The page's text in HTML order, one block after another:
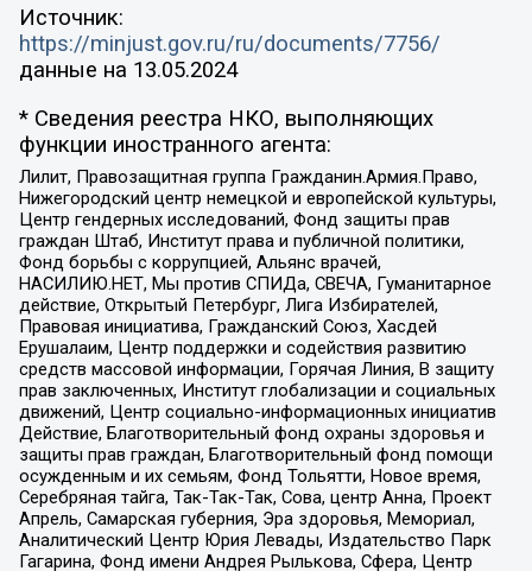
Источник:
https://minjust.gov.ru/ru/documents/7756/
данные на 13.05.2024
* Сведения реестра НКО, выполняющих
функции иностранного агента:
Лилит, Правозащитная группа Гражданин.Армия.Право,
Нижегородский центр немецкой и европейской культуры,
Центр гендерных исследований, Фонд защиты прав
граждан Штаб, Институт права и публичной политики,
Фонд борьбы с коррупцией, Альянс врачей,
НАСИЛИЮ.НЕТ, Мы против СПИДа, СВЕЧА, Гуманитарное
действие, Открытый Петербург, Лига Избирателей,
Правовая инициатива, Гражданский Союз, Хасдей
Ерушалаим, Центр поддержки и содействия развитию
средств массовой информации, Горячая Линия, В защиту
прав заключенных, Институт глобализации и социальных
движений, Центр социально-информационных инициатив
Действие, Благотворительный фонд охраны здоровья и
защиты прав граждан, Благотворительный фонд помощи
осужденным и их семьям, Фонд Тольятти, Новое время,
Серебряная тайга, Так-Так-Так, Сова, центр Анна, Проект
Апрель, Самарская губерния, Эра здоровья, Мемориал,
Аналитический Центр Юрия Левады, Издательство Парк
Гагарина, Фонд имени Андрея Рылькова, Сфера, Центр